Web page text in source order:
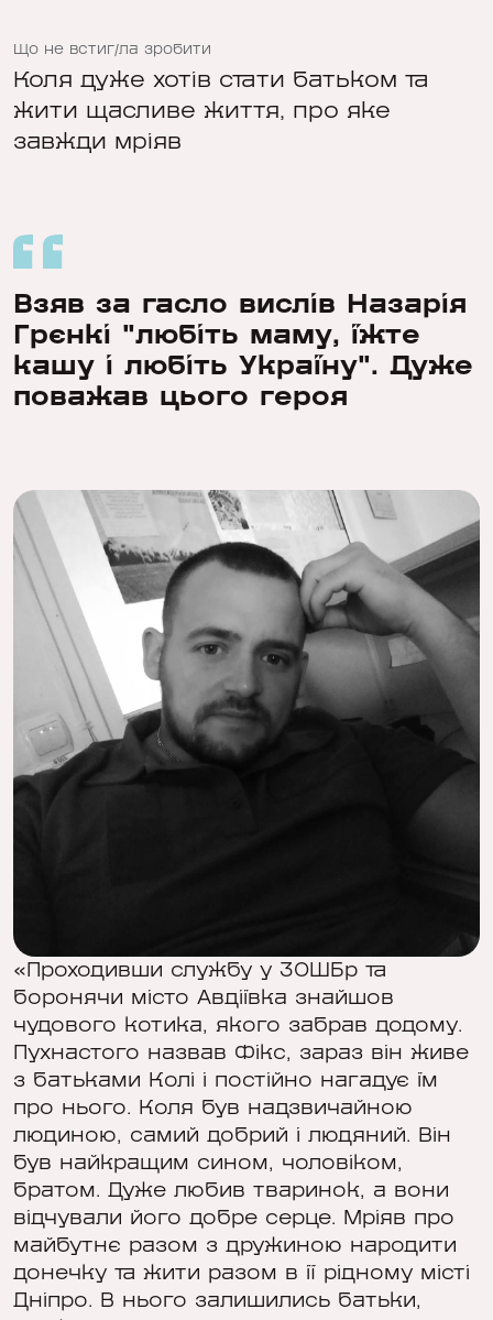
Що не встиг/ла зробити
Коля дуже хотів стати батьком та
жити щасливе життя, про яке
завжди мріяв
Взяв за гасло вислів Назарія
Грєнкі "любіть маму, їжте
кашу і любіть Україну". Дуже
поважав цього героя
«Проходивши службу у 3ОШБр та
боронячи місто Авдіївка знайшов
чудового котика, якого забрав додому.
Пухнастого назвав Фікс, зараз він живе
з батьками Колі і постійно нагадує їм
про нього. Коля був надзвичайною
людиною, самий добрий і людяний. Він
був найкращим сином, чоловіком,
братом. Дуже любив тваринок, а вони
відчували його добре серце. Мріяв про
майбутнє разом з дружиною народити
донечку та жити разом в її рідному місті
Дніпро. В нього залишились батьки,